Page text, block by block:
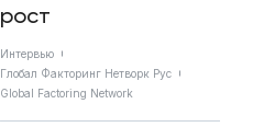
рост
Интервью
Глобал Факторинг Нетворк Рус
Global Factoring Network